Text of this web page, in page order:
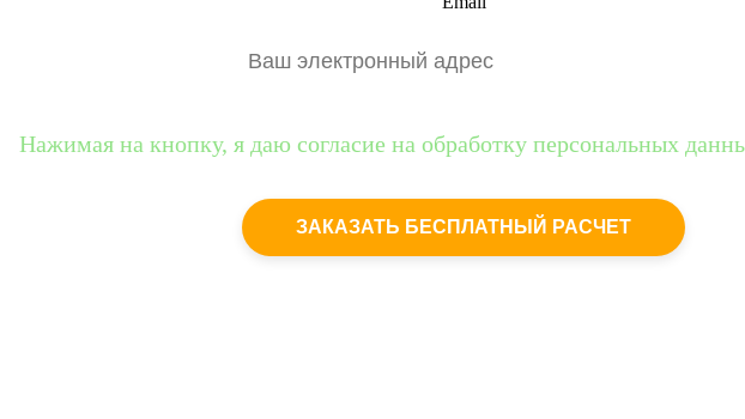
Нажимая на кнопку, я даю согласие на обработку персональных
ЗАКАЗАТЬ БЕСПЛАТНЫЙ РАСЧЕТ